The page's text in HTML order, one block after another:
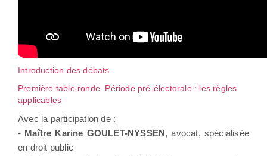
Introduction des débats
Première table ronde. Période pré-électorale : les règles
applicables
Avec la participation de :
- Maître Karine GOULET-NYSSEN, avocat, spécialisée
en droit public